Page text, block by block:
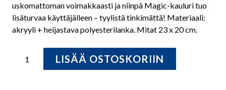
uskomattoman voimakkaasti ja niinpä Magic-kauluri tuo
lisäturvaa käyttäjälleen – tyylistä tinkimättä! Materiaali:
akryyli + heijastava polyesterilanka. Mitat 23 x 20 cm.
Magic-
LISÄÄ OSTOSKORIIN